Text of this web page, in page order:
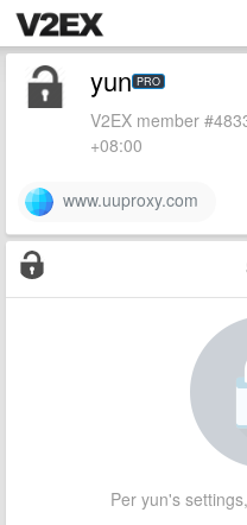
yun PRO
V2EX member
+08:00
www.uuproxy.com
Per yun's